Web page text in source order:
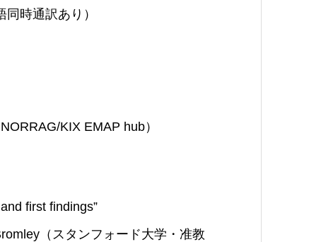
時通訳あり）
KIX EMAP hub）
first findings”
（スタンフォード大学・准教